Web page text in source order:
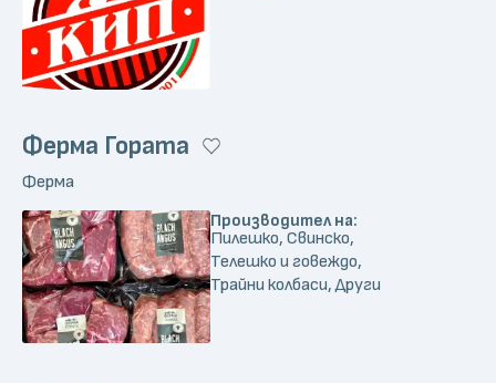
Ферма Гората
Ферма
Производител на:
Пилешко, Свинско,
Телешко и говеждо,
Трайни колбаси, Други